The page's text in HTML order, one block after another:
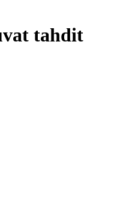
tahdit